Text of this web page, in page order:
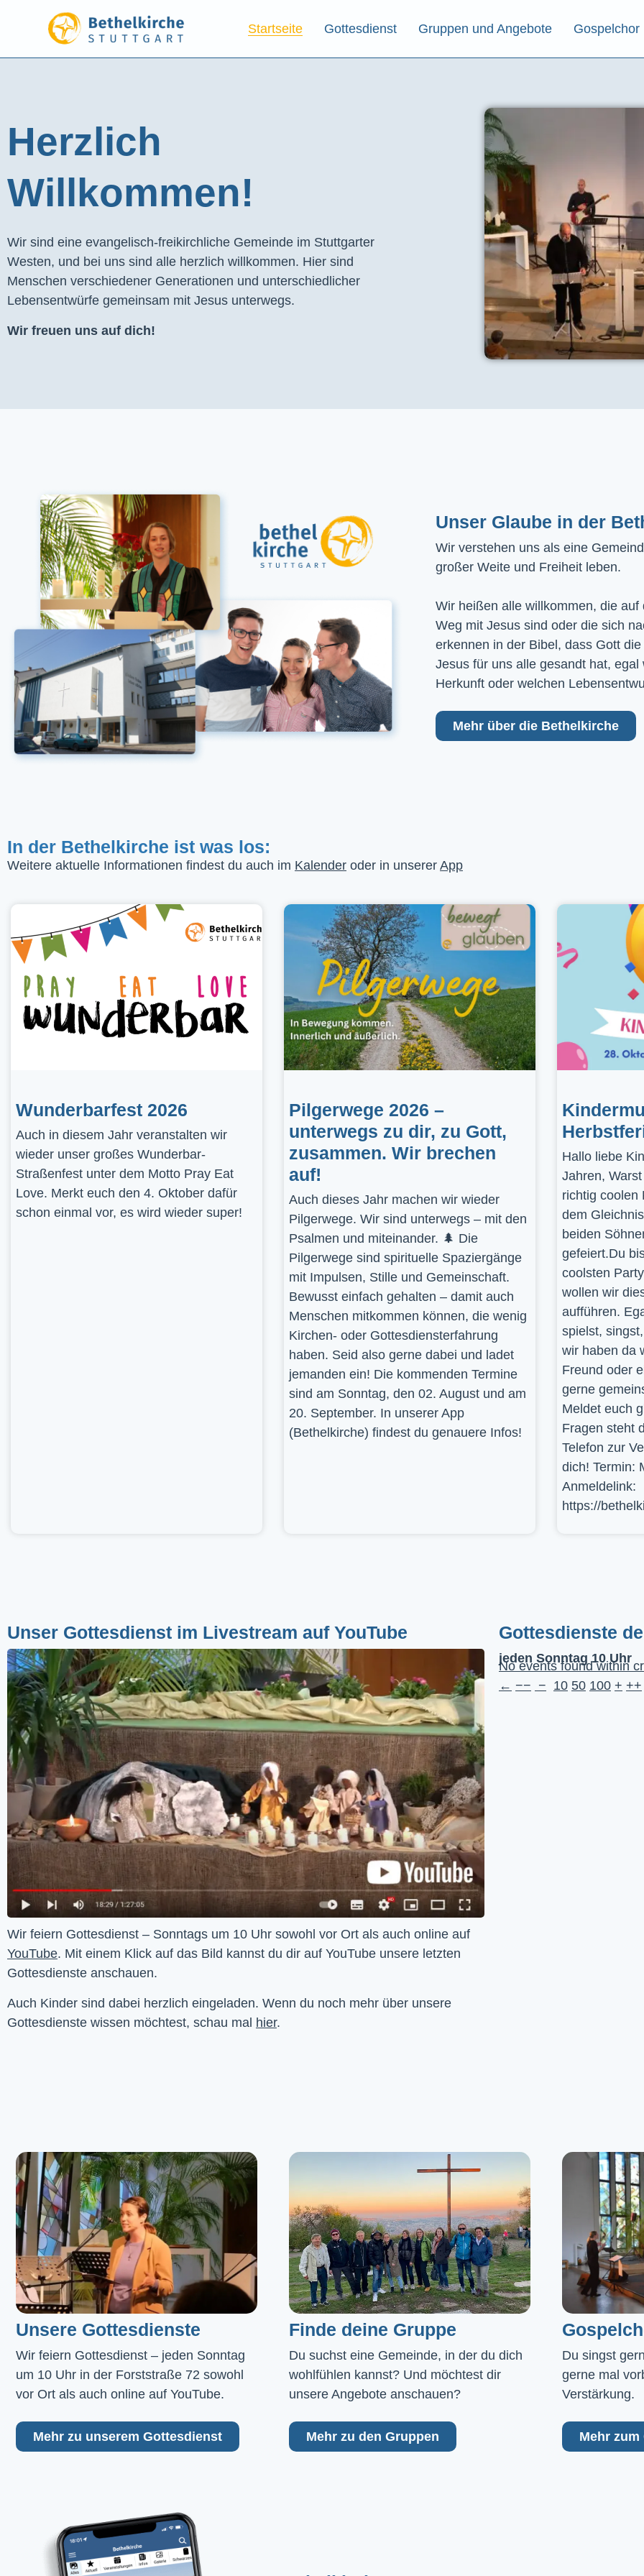
Startseite Gottesdienst Gruppen und Angebote Gospelchor
Herzlich
Willkommen!
Wir sind eine evangelisch-freikirchliche Gemeinde im Stuttgarter
Westen, und bei uns sind alle herzlich willkommen. Hier sind
Menschen verschiedener Generationen und unterschiedlicher
Lebensentwürfe gemeinsam mit Jesus unterwegs.
Wir freuen uns auf dich!
Unser Glaube in der
Wir verstehen uns als eine
großer Weite und Freiheit leben.
Wir heißen alle willkommen, die
Weg mit Jesus sind oder die sich
erkennen in der Bibel, dass Gott
Jesus für uns alle gesandt hat,
Herkunft oder welchen
Mehr über die Bethelkirche
In der Bethelkirche ist was los:
Weitere aktuelle Informationen findest du auch im Kalender oder in unserer App
Wunderbarfest 2026
Auch in diesem Jahr veranstalten wir
wieder unser großes Wunderbar-
Straßenfest unter dem Motto Pray Eat
Love. Merkt euch den 4. Oktober dafür
schon einmal vor, es wird wieder super!
Pilgerwege 2026 –
unterwegs zu dir, zu Gott,
zusammen. Wir brechen
auf!
Auch dieses Jahr machen wir wieder
Pilgerwege. Wir sind unterwegs – mit den
Psalmen und miteinander. 🌲 Die
Pilgerwege sind spirituelle Spaziergänge
mit Impulsen, Stille und Gemeinschaft.
Bewusst einfach gehalten – damit auch
Menschen mitkommen können, die wenig
Kirchen- oder Gottesdiensterfahrung
haben. Seid also gerne dabei und ladet
jemanden ein! Die kommenden Termine
sind am Sonntag, den 02. August und am
20. September. In unserer App
(Bethelkirche) findest du genauere Infos!
Hallo liebe
Jahren,
richtig coolen
dem
beiden
gefeiert.Du
coolsten
wollen wir
aufführen.
spielst,
wir haben da
Freund oder
gerne
Meldet euch
Fragen steht
Telefon zur
dich! Termin:
Anmeldelink:
https://
Unser Gottesdienst im Livestream auf YouTube
YouTube. Mit einem Klick auf das Bild kannst du dir auf YouTube unsere letzten
Gottesdienste anschauen.
Auch Kinder sind dabei herzlich eingeladen. Wenn du noch mehr über unsere
Gottesdienste wissen möchtest, schau mal hier.
Gottesdienste
jeden Sonntag 10 Uhr
No events found within
← −− − 10 50 100 + ++
Unsere Gottesdienste
Wir feiern Gottesdienst – jeden Sonntag
um 10 Uhr in der Forststraße 72 sowohl
vor Ort als auch online auf YouTube.
Mehr zu unserem Gottesdienst
Finde deine Gruppe
Du suchst eine Gemeinde, in der du dich
wohlfühlen kannst? Und möchtest dir
unsere Angebote anschauen?
Mehr zu den Gruppen
Du singst
gerne mal
Verstärkung.
Mehr